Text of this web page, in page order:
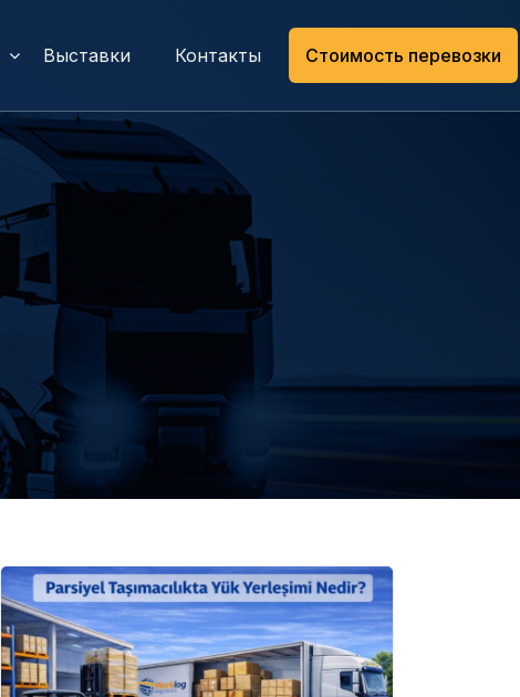
Выставки Контакты Стоимость перевозки